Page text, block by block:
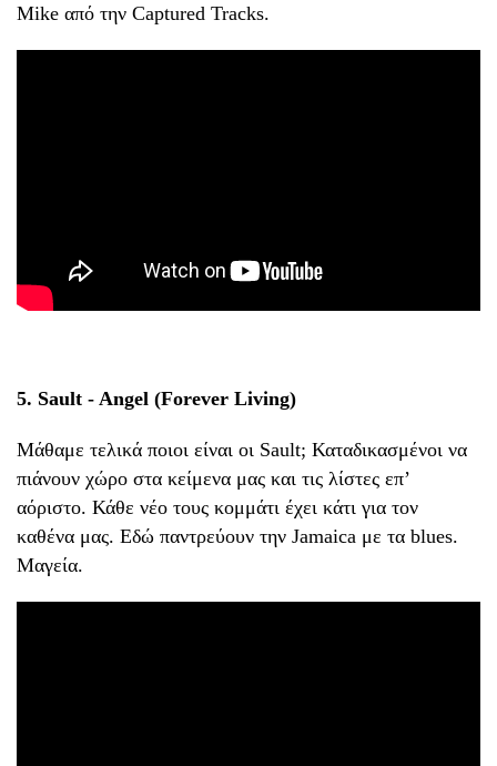
Mike από την Captured Tracks.
5. Sault - Angel (Forever Living)
Μάθαμε τελικά ποιοι είναι οι Sault; Καταδικασμένοι να
πιάνουν χώρο στα κείμενα μας και τις λίστες επ’
αόριστο. Κάθε νέο τους κομμάτι έχει κάτι για τον
καθένα μας. Εδώ παντρεύουν την Jamaica με τα blues.
Μαγεία.